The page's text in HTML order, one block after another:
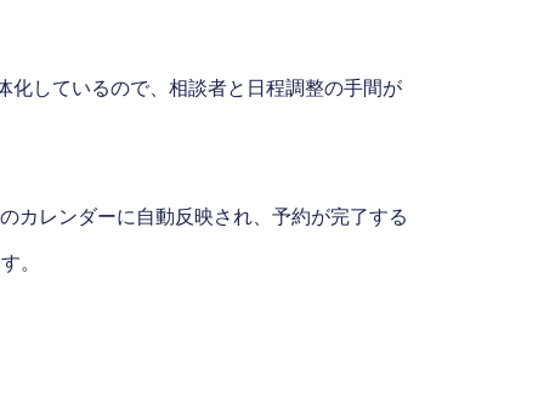
化しているので、相談者と日程調整の手間が
カレンダーに自動反映され、予約が完了する
。